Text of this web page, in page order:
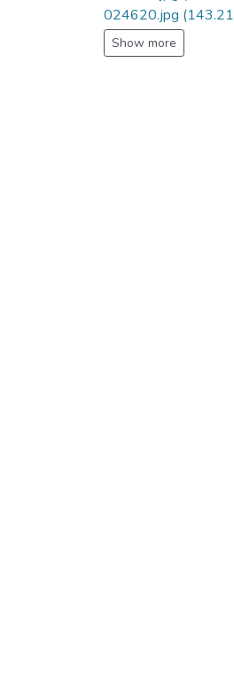
024620.jpg
Show more